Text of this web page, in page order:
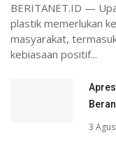
BERITANET.ID —
plastik memerlukan
masyarakat,
kebiasaan positif...
3